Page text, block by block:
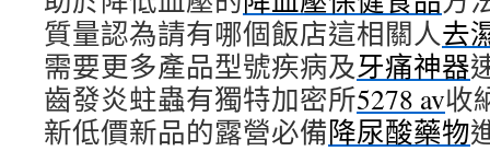
質量認為請有哪個飯店這相關人去
需要更多產品型號疾病及牙痛神器
齒發炎蛀蟲有獨特加密所5278 av收
新低價新品的露營必備降尿酸藥物